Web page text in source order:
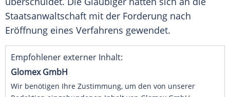
Staatsanwaltschaft mit der Forderung nach
Eröffnung eines Verfahrens gewendet.
Empfohlener externer Inhalt:
Glomex GmbH
Wir benötigen Ihre Zustimmung, um den von unserer